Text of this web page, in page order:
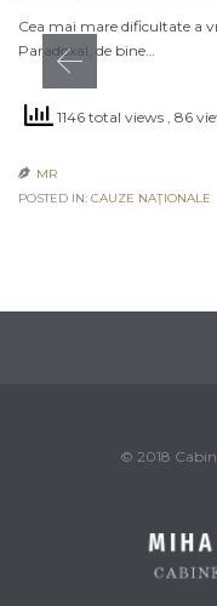
Cea mai mare dificultate a
Paradoxal, de bine…
1146 total views , 86
 MR
POSTED IN: CAUZE NAŢIONALE
© 2018